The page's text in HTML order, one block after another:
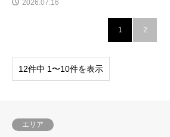
2026.07.16
1 2
12件中 1〜10件を表示
エリア